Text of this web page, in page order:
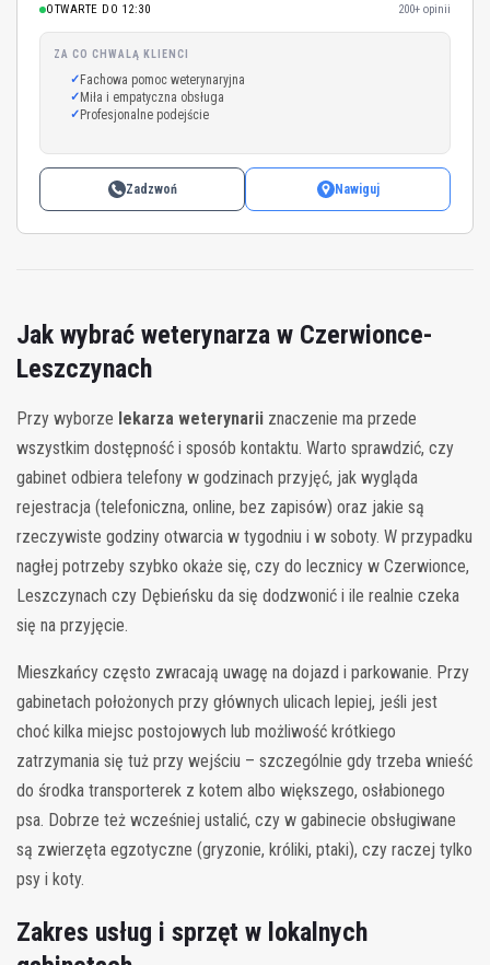
OTWARTE DO 12:30 200+ opinii
ZA CO CHWALĄ KLIENCI
Fachowa pomoc weterynaryjna
Miła i empatyczna obsługa
Profesjonalne podejście
Zadzwoń Nawiguj
Jak wybrać weterynarza w Czerwionce-
Leszczynach
Przy wyborze lekarza weterynarii znaczenie ma przede
wszystkim dostępność i sposób kontaktu. Warto sprawdzić, czy
gabinet odbiera telefony w godzinach przyjęć, jak wygląda
rejestracja (telefoniczna, online, bez zapisów) oraz jakie są
rzeczywiste godziny otwarcia w tygodniu i w soboty. W przypadku
nagłej potrzeby szybko okaże się, czy do lecznicy w Czerwionce,
Leszczynach czy Dębieńsku da się dodzwonić i ile realnie czeka
się na przyjęcie.
Mieszkańcy często zwracają uwagę na dojazd i parkowanie. Przy
gabinetach położonych przy głównych ulicach lepiej, jeśli jest
choć kilka miejsc postojowych lub możliwość krótkiego
zatrzymania się tuż przy wejściu – szczególnie gdy trzeba wnieść
do środka transporterek z kotem albo większego, osłabionego
psa. Dobrze też wcześniej ustalić, czy w gabinecie obsługiwane
są zwierzęta egzotyczne (gryzonie, króliki, ptaki), czy raczej tylko
psy i koty.
Zakres usług i sprzęt w lokalnych